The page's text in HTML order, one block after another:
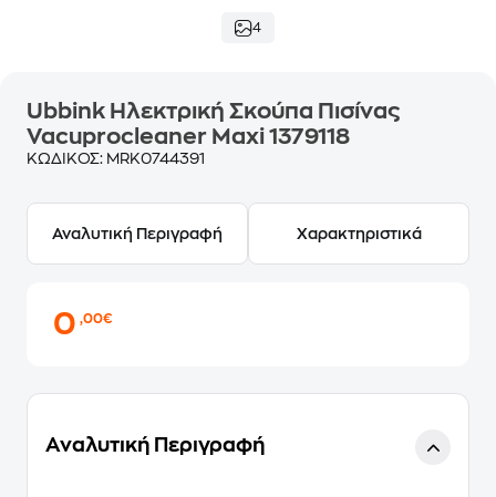
4
Ubbink Ηλεκτρική Σκούπα Πισίνας
Vacuprocleaner Maxi 1379118
ΚΩΔΙΚΟΣ: MRK0744391
Αναλυτική Περιγραφή Χαρακτηριστικά
0,00€
Αναλυτική Περιγραφή